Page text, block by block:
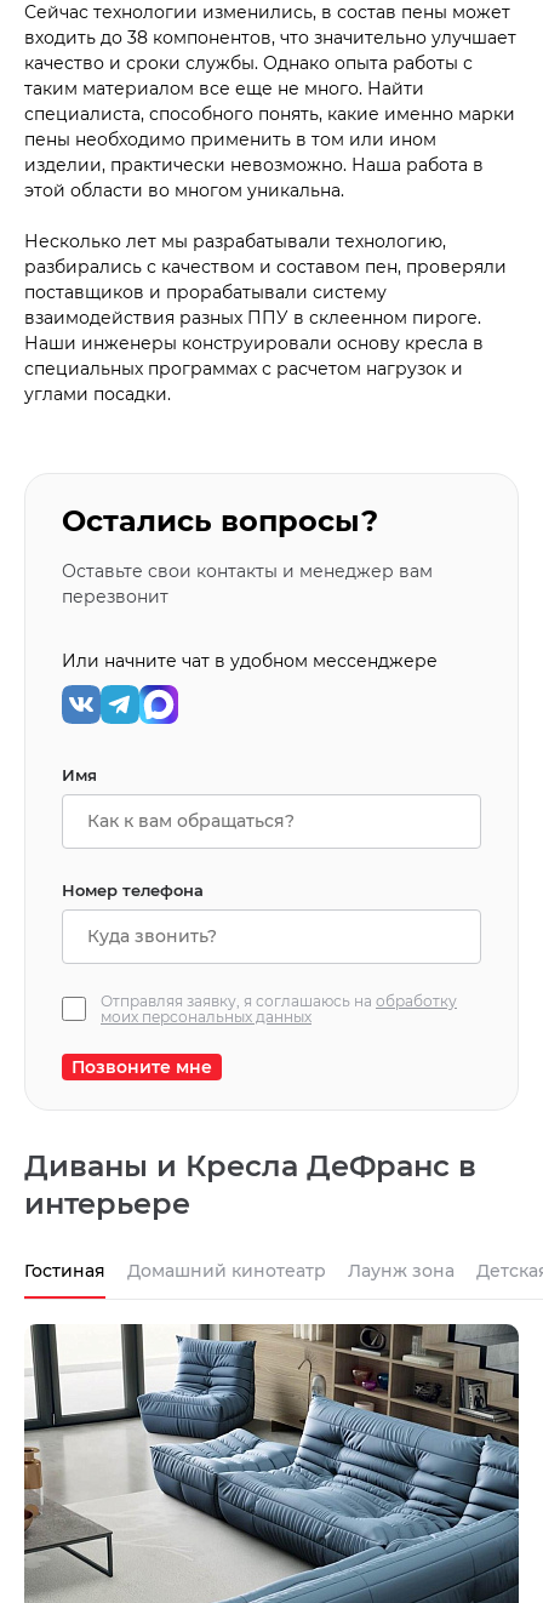
Сейчас технологии изменились, в состав пены может
входить до 38 компонентов, что значительно улучшает
качество и сроки службы. Однако опыта работы с
таким материалом все еще не много. Найти
специалиста, способного понять, какие именно марки
пены необходимо применить в том или ином
изделии, практически невозможно. Наша работа в
этой области во многом уникальна.
Несколько лет мы разрабатывали технологию,
разбирались с качеством и составом пен, проверяли
поставщиков и прорабатывали систему
взаимодействия разных ППУ в склеенном пироге.
Наши инженеры конструировали основу кресла в
специальных программах с расчетом нагрузок и
углами посадки.
Остались вопросы?
Оставьте свои контакты и менеджер вам
перезвонит
Или начните чат в удобном мессенджере
Имя
Номер телефона
Отправляя заявку, я соглашаюсь на обработку
моих персональных данных
Позвоните мне
Диваны и Кресла ДеФранс в
интерьере
Гостиная Домашний кинотеатр Лаунж зона